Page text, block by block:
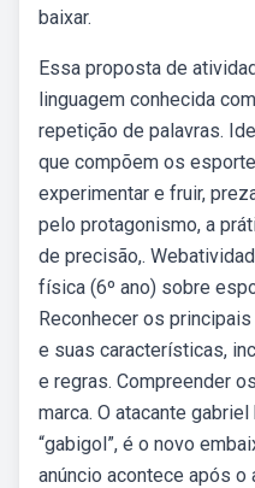
baixar.
Essa proposta de
linguagem conhecida
repetição de palavras.
que compõem os
experimentar e fruir,
pelo protagonismo, a
de precisão,.
física (6º ano) sobre
Reconhecer os
e suas características,
e regras. Compreender
marca. O atacante
“gabigol”, é o novo
anúncio acontece após o